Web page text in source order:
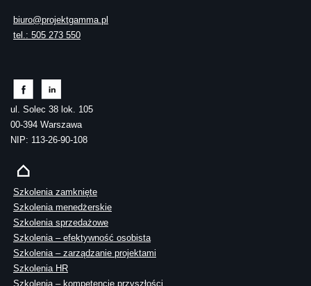
biuro@projektgamma.pl
tel.: 505 273 550
ul. Solec 38 lok. 105
00-394 Warszawa
NIP: 113-26-90-108
Szkolenia zamknięte
Szkolenia menedżerskie
Szkolenia sprzedażowe
Szkolenia – efektywność osobista
Szkolenia – zarządzanie projektami
Szkolenia HR
Szkolenia – kompetencje przyszłości